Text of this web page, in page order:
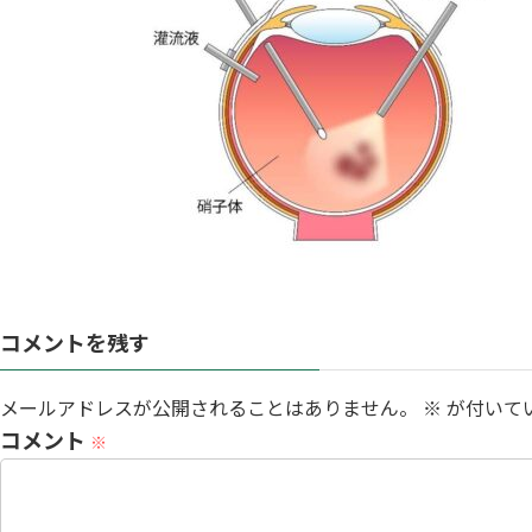
コメントを残す
メールアドレスが公開されることはありません。 ※ が付いて
コメント ※